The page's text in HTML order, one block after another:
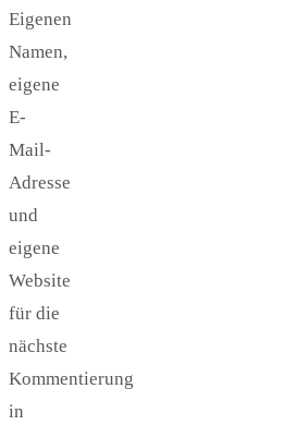
Eigenen
Namen,
eigene
E-
Mail-
Adresse
und
eigene
Website
für die
nächste
Kommentierung
in